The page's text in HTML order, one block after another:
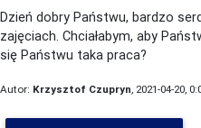
Dzień dobry Państwu, bardzo
zajęciach. Chciałabym, aby
się Państwu taka praca?
Autor: Krzysztof Czupryn, 2021-04-20,